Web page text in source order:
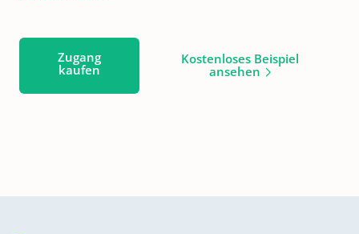
Zugang
kaufen
Kostenloses Beispiel
ansehen